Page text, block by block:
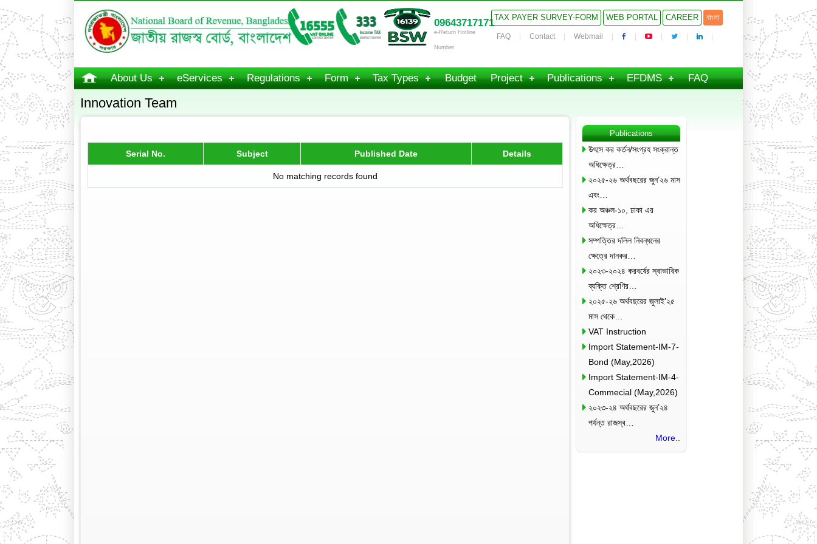
09643717171
e-Return Hotline
Number
TAX PAYER SURVEY-FORM WEB PORTAL CAREER বাংলা
FAQ Contact Webmail
About Us eServices Regulations Form Tax Types Budget Project Publications EFDMS FAQ
Innovation Team
Serial No. Subject Published Date Details
No matching records found
Publications
উৎসে কর কর্তন/সংগ্রহ সংক্রান্ত
অধিক্ষেত্র…
২০২৫-২৬ অর্থবছরের জুন’২৬ মাস
এবং…
কর অঞ্চল-১০, ঢাকা এর
অধিক্ষেত্র…
সম্পত্তির দলিল নিবন্ধনের
ক্ষেত্রে দানকর…
২০২৩-২০২৪ করবর্ষের স্বাভাবিক
ব্যক্তি শ্রেণির…
২০২৫-২৬ অর্থবছরের জুলাই’২৫
মাস থেকে…
VAT Instruction
Import Statement-IM-7-
Bond (May,2026)
Import Statement-IM-4-
Commecial (May,2026)
২০২৩-২৪ অর্থবছরের জুন’২৪
পর্যন্ত রাজস্ব…
More..